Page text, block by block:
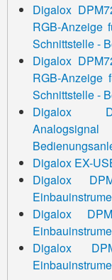
Digalox
RGB-Anzeige
Schnittstelle -
Digalox
RGB-
Schnittstelle -
Digalox
Digalox EX-
Digalox
Digalox
Digalox